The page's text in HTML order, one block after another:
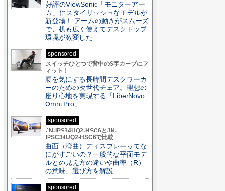
好評のViewSonic「モニターアー
ム」にスタイリッシュなモデルが
新登場！ アームの動きがスムーズ
で、机も広く使えてデスクトップ
環境が激変した
sponsored
スイッチひとつで背中のS字カーブにフ
ィット！
腰を気にする長時間デスクワーカ
ーのための次世代チェア。理想の
座り心地を実現する「LiberNovo
Omni Pro」
sponsored
JN-IPS34UQ2-HSC6とJN-
IPSC34UQ2-HSC6で比較
曲面（湾曲）ディスプレーってな
にがすごいの？一般的な平面モデ
ルとの見え方の違いや曲率（R）
の意味、選び方を解説
sponsored